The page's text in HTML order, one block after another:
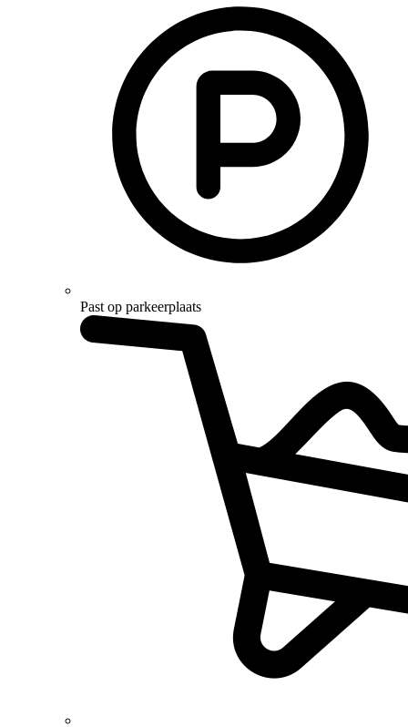
Past op parkeerplaats